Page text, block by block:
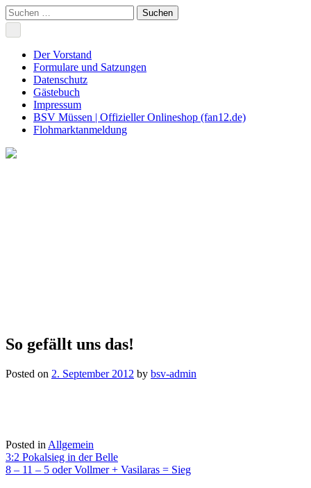
Skip
to
content
Suchen
nach:
Der Vorstand
Formulare und Satzungen
Datenschutz
Gästebuch
Impressum
BSV Müssen | Offizieller Onlineshop (fan12.de)
Flohmarktanmeldung
So gefällt uns das!
Posted on 2. September 2012 by bsv-admin
Posted in Allgemein
Beitragsnavigation
3:2 Pokalsieg in der Belle
8 – 11 – 5 oder Vollmer + Vasilaras = Sieg